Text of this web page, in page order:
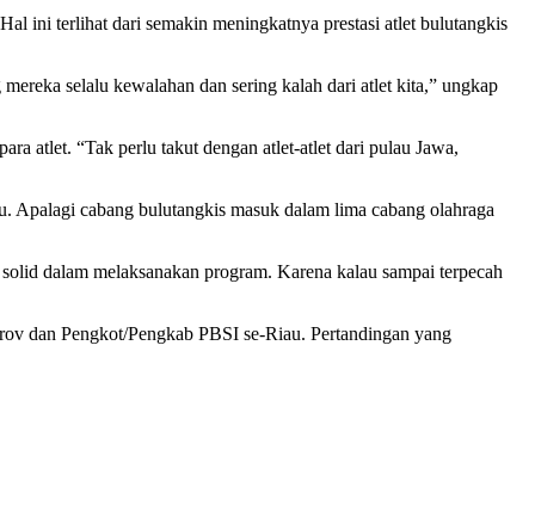
ini terlihat dari semakin meningkatnya prestasi atlet bulutangkis
selalu kewalahan dan sering kalah dari atlet kita,” ungkap
atlet. “Tak perlu takut dengan atlet-atlet dari pulau Jawa,
cabang bulutangkis masuk dalam lima cabang olahraga
dalam melaksanakan program. Karena kalau sampai terpecah
dan Pengkot/Pengkab PBSI se-Riau. Pertandingan yang